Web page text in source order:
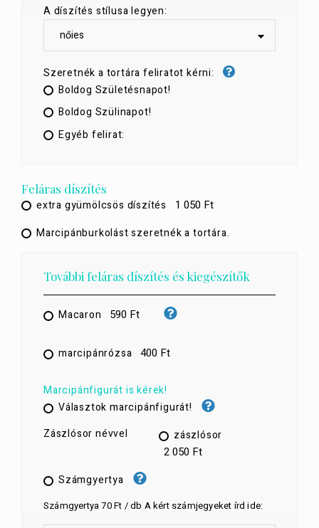
A díszítés stílusa legyen:
Szeretnék a tortára feliratot kérni:
Boldog Születésnapot!
Boldog Szülinapot!
Egyéb felirat:
Feláras díszítés
extra gyümölcsös díszítés 1 050 Ft
Marcipánburkolást szeretnék a tortára.
További feláras díszítés és kiegészítők
Macaron 590 Ft
marcipánrózsa 400 Ft
Marcipánfigurát is kérek!
Választok marcipánfigurát!
Zászlósor névvel
zászlósor
2 050 Ft
Számgyertya
Számgyertya 70 Ft / db A kért számjegyeket írd ide: